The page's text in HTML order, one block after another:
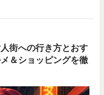
街への行き方とおす
＆ショッピングを徹